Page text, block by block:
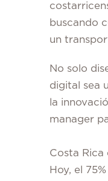
buscando
un
No solo
digital sea
la
manager
Costa Rica
Hoy, el